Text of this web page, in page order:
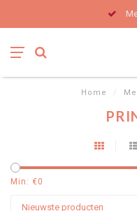
Home /
Min: €0